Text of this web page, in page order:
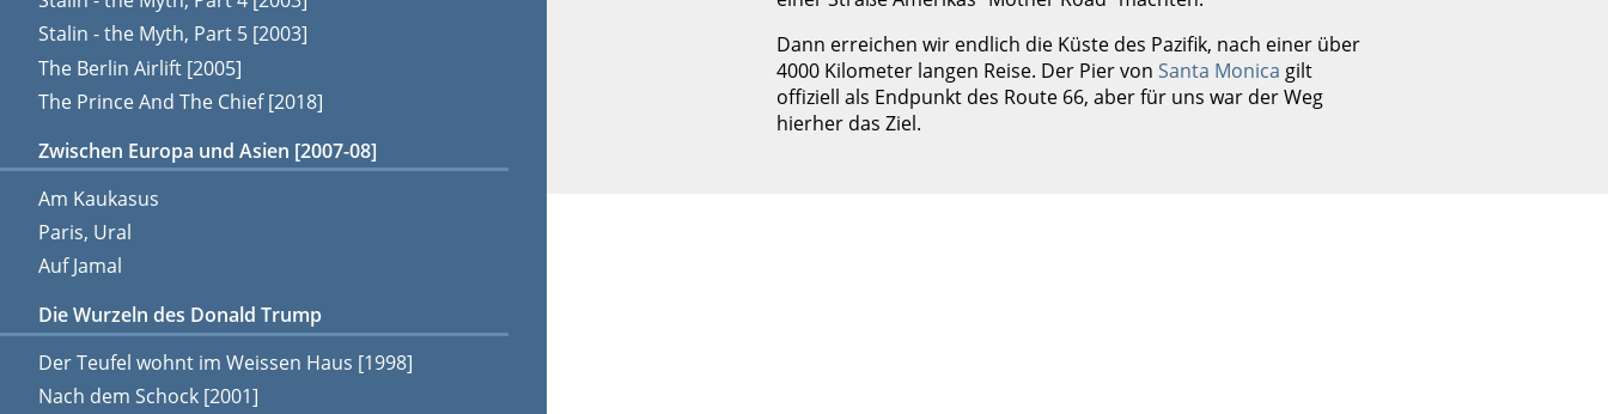
Stalin - the Myth, Part 5 [2003]
The Berlin Airlift [2005]
The Prince And The Chief [2018]
Zwischen Europa und Asien [2007-08]
Am Kaukasus
Paris, Ural
Auf Jamal
Die Wurzeln des Donald Trump
Der Teufel wohnt im Weissen Haus [1998]
Nach dem Schock [2001]
Dann erreichen wir endlich die Küste des Pazifik, nach einer über
4000 Kilometer langen Reise. Der Pier von Santa Monica gilt
offiziell als Endpunkt des Route 66, aber für uns war der Weg
hierher das Ziel.